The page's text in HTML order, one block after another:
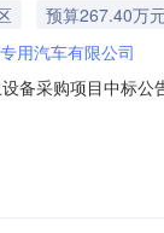
预算267.40万
用汽车有限公司
备采购项目中标
交）供应商角色